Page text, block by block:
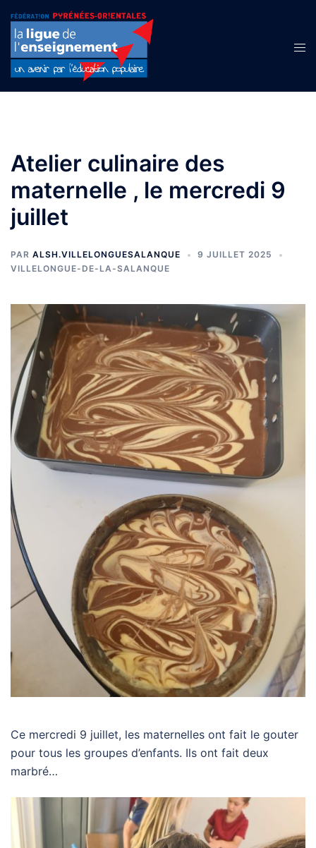
contenu
Atelier culinaire des
maternelle , le mercredi 9
juillet
PAR ALSH.VILLELONGUESALANQUE
9 JUILLET 2025
VILLELONGUE-DE-LA-SALANQUE
Ce mercredi 9 juillet, les maternelles ont fait le gouter
pour tous les groupes d’enfants. Ils ont fait deux
marbré…